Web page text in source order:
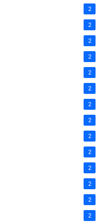
2
2
2
2
2
2
2
2
2
2
2
2
2
2